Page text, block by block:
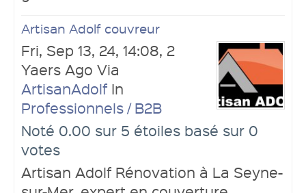
Artisan Adolf couvreur
Fri, Sep 13, 24, 14:08, 2
Yaers Ago Via
ArtisanAdolf In
Professionnels / B2B
Noté 0.00 sur 5 étoiles basé sur 0
votes
Artisan Adolf Rénovation à La Seyne-